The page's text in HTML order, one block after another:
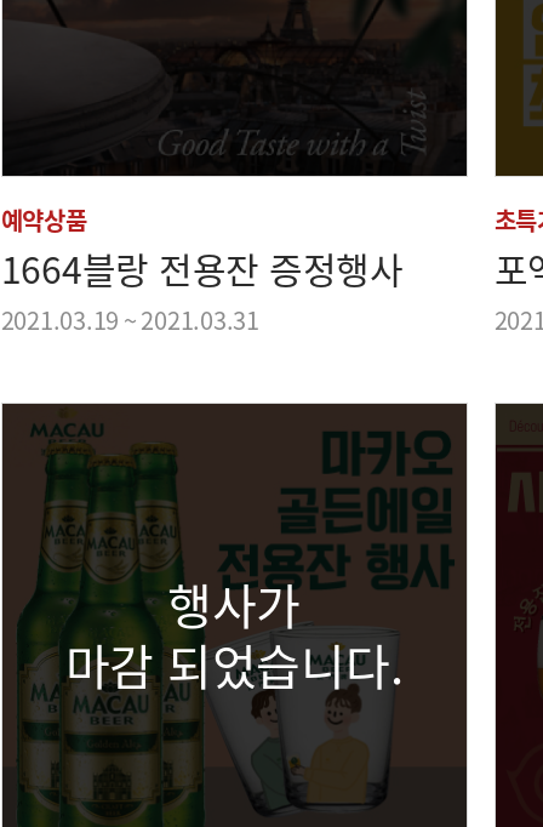
예약상품
1664블랑 전용잔 증정행사
2021.03.19 ~ 2021.03.31
초특
포
행사가
마감 되었습니다.